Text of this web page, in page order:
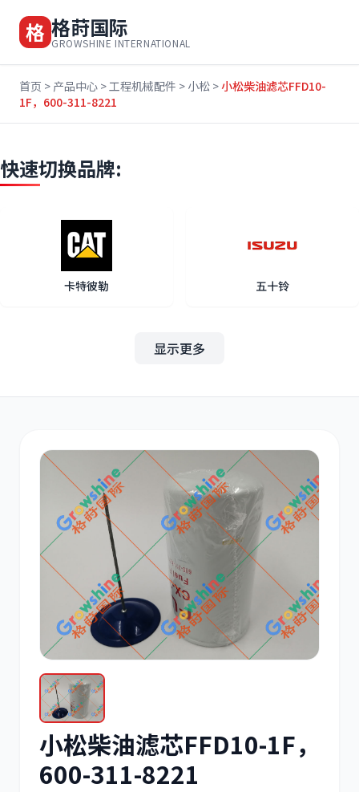
格 格莳国际
GROWSHINE INTERNATIONAL
首页 > 产品中心 >工程机械配件 > 小松 >小松柴油滤芯FFD10-
1F，600-311-8221
快速切换品牌:
卡特彼勒 五十铃
其他 小松
沃尔沃 康明斯
日立 久保田
三菱 博世
显示更多
小松柴油滤芯FFD10-1F，
600-311-8221